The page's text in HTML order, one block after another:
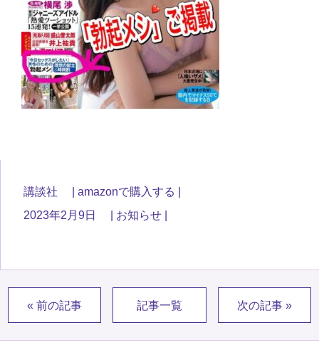
講談社
amazonで購入する
2023年2月9日
お知らせ
« 前の記事 記事一覧 次の記事 »